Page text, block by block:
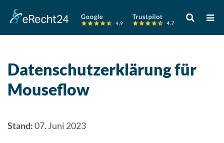
Verwende
die
Pfeile
oben
und
Datenschutzerklärung für
Mouseflow
Stand:07. Juni 2023